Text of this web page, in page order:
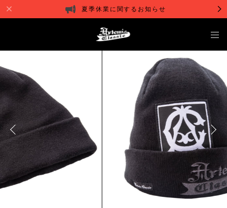
夏季休業に関するお知らせ